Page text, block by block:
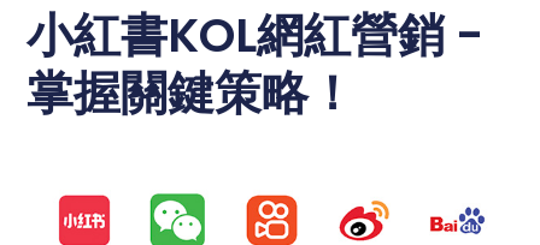
小紅書KOL網紅營銷 -
掌握關鍵策略！